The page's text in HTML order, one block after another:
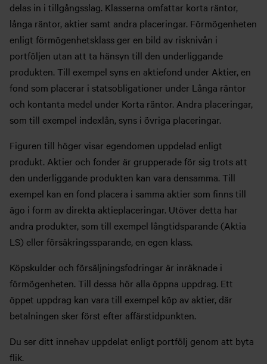
delas in i tillgångsslag. Klasserna omfattar korta räntor,
långa räntor, aktier samt andra placeringar. Förmögenheten
enligt förmögenhetsklass ger en bild av risknivån i
portföljen utan att ta hänsyn till den underliggande
produkten. Till exempel syns en aktiefond under Aktier, en
fond som placerar i statsobligationer under Långa räntor
och kontanta medel under Korta räntor. Andra placeringar,
som till exempel indexlån, syns i övriga placeringar.
Figuren till höger visar egendomen uppdelad enligt
produkt. Aktier och fonder är grupperade för sig trots att
den underliggande produkten kan vara densamma. Till
exempel kan en fond placera i samma aktier som finns till
ägo i form av direkta aktieplaceringar. Utöver detta har
andra produkter, som till exempel långtidsparande (Aktia
LS) eller försäkringssparande, en egen klass.
Köpskulder och försäljningsfodringar är inräknade i
förmögenheten. Till dessa hör alla öppna uppdrag. Ett
öppet uppdrag kan vara till exempel köp av aktier, där
betalningen sker först efter affärstidpunkten.
Du ser ditt innehav uppdelat enligt portfölj genom att byta
flik.